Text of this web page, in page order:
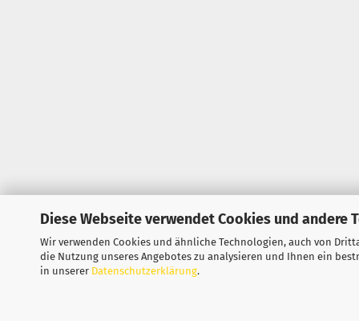
Diese Webseite verwendet Cookies und andere
Wir verwenden Cookies und ähnliche Technologien, auch von
die Nutzung unseres Angebotes zu analysieren und Ihnen ein
in unserer Datenschutzerklärung.